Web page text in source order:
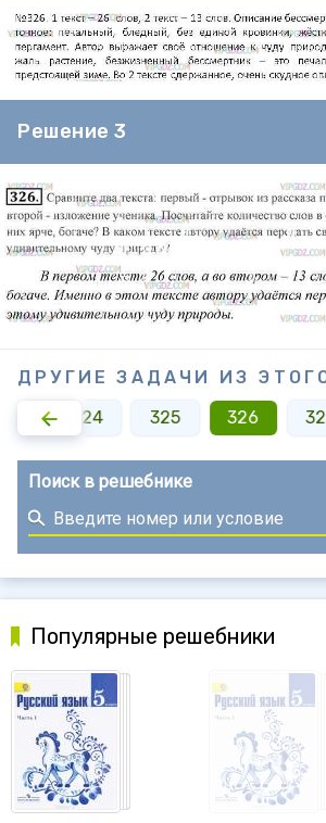
Решение 3
ДРУГИЕ ЗАДАЧИ ИЗ
324 325 326
Поиск в решебнике
Популярные решебники